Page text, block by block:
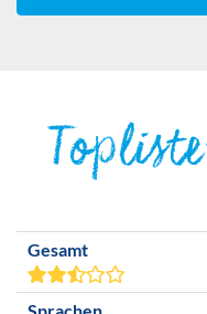
Gesamt